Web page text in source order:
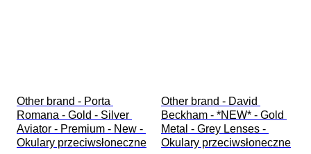
Other brand - Porta
Romana - Gold - Silver
Aviator - Premium - New -
Okulary przeciwsłoneczne
Other brand - David
Beckham - *NEW* - Gold
Metal - Grey Lenses -
Okulary przeciwsłoneczne